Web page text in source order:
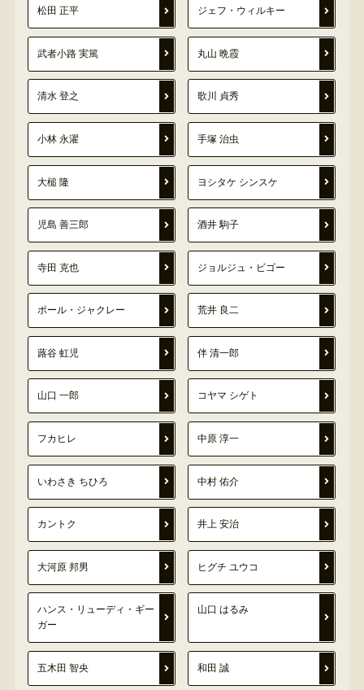
松田 正平 ジェフ・ウィルキー
武者小路 実篤 丸山 晩霞
清水 登之 歌川 貞秀
小林 永濯 手塚 治虫
大槌 隆 ヨシタケ シンスケ
児島 善三郎 酒井 駒子
寺田 克也 ジョルジュ・ビゴー
ポール・ジャクレー 荒井 良二
蕗谷 虹児 伴 清一郎
山口 一郎 コヤマ シゲト
フカヒレ 中原 淳一
いわさき ちひろ 中村 佑介
カントク 井上 安治
大河原 邦男 ヒグチ ユウコ
ハンス・リューディ・ギー
ガー
山口 はるみ
五木田 智央 和田 誠